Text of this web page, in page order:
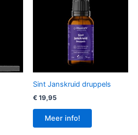
Sint Janskruid druppels
€ 19,95
Meer info!